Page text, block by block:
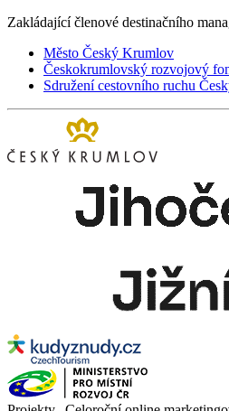
Zakládající členové destinačního
Město Český Krumlov
Českokrumlovský rozvojový
Sdružení cestovního ruchu